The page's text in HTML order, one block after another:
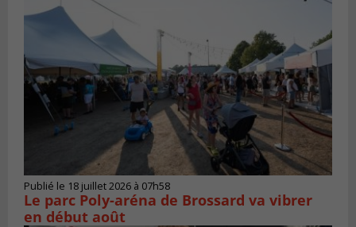
Publié le 18 juillet 2026 à 07h58
Le parc Poly-aréna de Brossard va vibrer
en début août